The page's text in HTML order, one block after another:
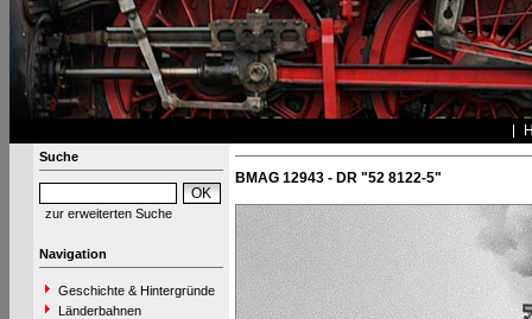
Suche
zur erweiterten Suche
Navigation
Geschichte & Hintergründe
Länderbahnen
BMAG 12943 - DR "52 8122-5"